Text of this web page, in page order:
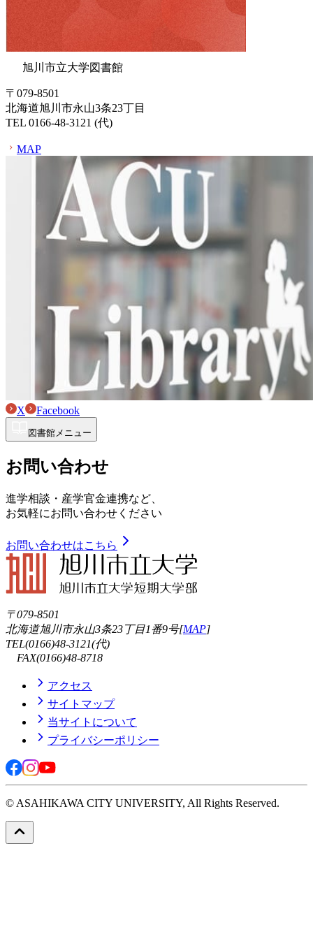
旭川市立大学図書館
〒079-8501
北海道旭川市永山3条23丁目
TEL 0166-48-3121 (代)
MAP
X Facebook
図書館メニュー
お問い合わせ
進学相談・産学官金連携など、
お気軽にお問い合わせください
お問い合わせはこちら
〒079-8501
北海道旭川市永山3条23丁目1番9号[MAP]
TEL(0166)48-3121(代)
FAX(0166)48-8718
アクセス
サイトマップ
当サイトについて
プライバシーポリシー
© ASAHIKAWA CITY UNIVERSITY, All Rights Reserved.